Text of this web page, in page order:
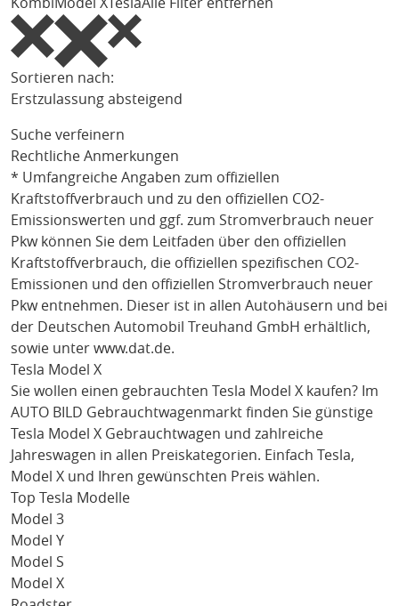
Sortieren nach:
Erstzulassung absteigend
Suche verfeinern
Rechtliche Anmerkungen
* Umfangreiche Angaben zum offiziellen
Kraftstoffverbrauch und zu den offiziellen CO2-
Emissionswerten und ggf. zum Stromverbrauch neuer
Pkw können Sie dem Leitfaden über den offiziellen
Kraftstoffverbrauch, die offiziellen spezifischen CO2-
Emissionen und den offiziellen Stromverbrauch neuer
Pkw entnehmen. Dieser ist in allen Autohäusern und bei
der Deutschen Automobil Treuhand GmbH erhältlich,
sowie unter www.dat.de.
Tesla Model X
Sie wollen einen gebrauchten Tesla Model X kaufen? Im
AUTO BILD Gebrauchtwagenmarkt finden Sie günstige
Tesla Model X Gebrauchtwagen und zahlreiche
Jahreswagen in allen Preiskategorien. Einfach Tesla,
Model X und Ihren gewünschten Preis wählen.
Top Tesla Modelle
Model 3
Model Y
Model S
Model X